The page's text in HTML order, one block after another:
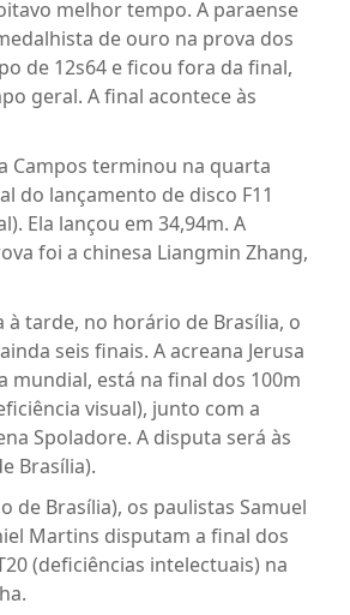
melhor tempo. A paraense
de ouro na prova dos
de 12s64 e ficou fora da final,
geral. A final acontece às
Campos terminou na quarta
do lançamento de disco F11
Ela lançou em 34,94m. A
foi a chinesa Liangmin Zhang,
à tarde, no horário de Brasília, o
seis finais. A acreana Jerusa
mundial, está na final dos 100m
visual), junto com a
Spoladore. A disputa será às
Brasília).
de Brasília), os paulistas Samuel
Martins disputam a final dos
(deficiências intelectuais) na